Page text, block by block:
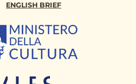
ENGLISH BRIEF